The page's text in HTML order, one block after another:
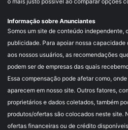
Informação sobre Anunciantes
Somos um site de conteúdo independente,
publicidade. Para apoiar nossa
aos nossos usuários, as recomendações
podem ser de empresas das quais
Essa compensação pode afetar como,
aparecem em nosso site. Outros fatores,
proprietários e dados coletados, também
produtos/ofertas são colocados neste site.
ofertas financeiras ou de crédito